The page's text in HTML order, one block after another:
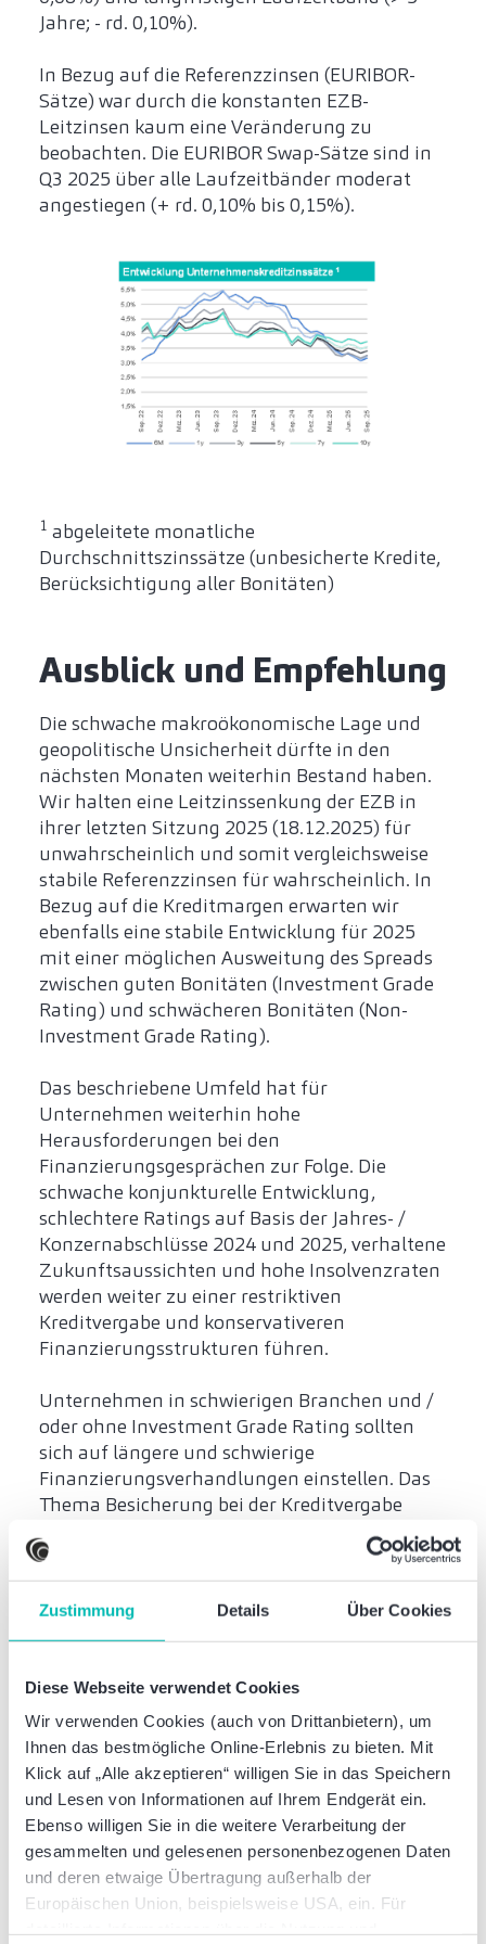
Zustimmung Details Über Cookies
Diese Webseite verwendet Cookies
Wir verwenden Cookies (auch von Drittanbietern), um
Ihnen das bestmögliche Online-Erlebnis zu bieten. Mit
Klick auf „Alle akzeptieren“ willigen Sie in das Speichern
und Lesen von Informationen auf Ihrem Endgerät ein.
Ebenso willigen Sie in die weitere Verarbeitung der
gesammelten und gelesenen personenbezogenen Daten
und deren etwaige Übertragung außerhalb der
Europäischen Union, beispielsweise USA, ein. Für
Jahre; - rd. 0,10%).
In Bezug auf die Referenzzinsen (EURIBOR-
Sätze) war durch die konstanten EZB-
Leitzinsen kaum eine Veränderung zu
beobachten. Die EURIBOR Swap-Sätze sind in
Q3 2025 über alle Laufzeitbänder moderat
angestiegen (+ rd. 0,10% bis 0,15%).
1 abgeleitete monatliche
Durchschnittszinssätze (unbesicherte Kredite,
Berücksichtigung aller Bonitäten)
Ausblick und Empfehlung
Die schwache makroökonomische Lage und
geopolitische Unsicherheit dürfte in den
nächsten Monaten weiterhin Bestand haben.
Wir halten eine Leitzinssenkung der EZB in
ihrer letzten Sitzung 2025 (18.12.2025) für
unwahrscheinlich und somit vergleichsweise
stabile Referenzzinsen für wahrscheinlich. In
Bezug auf die Kreditmargen erwarten wir
ebenfalls eine stabile Entwicklung für 2025
mit einer möglichen Ausweitung des Spreads
zwischen guten Bonitäten (Investment Grade
Rating) und schwächeren Bonitäten (Non-
Investment Grade Rating).
Das beschriebene Umfeld hat für
Unternehmen weiterhin hohe
Herausforderungen bei den
Finanzierungsgesprächen zur Folge. Die
schwache konjunkturelle Entwicklung,
schlechtere Ratings auf Basis der Jahres- /
Konzernabschlüsse 2024 und 2025, verhaltene
Zukunftsaussichten und hohe Insolvenzraten
werden weiter zu einer restriktiven
Kreditvergabe und konservativeren
Finanzierungsstrukturen führen.
Unternehmen in schwierigen Branchen und /
oder ohne Investment Grade Rating sollten
sich auf längere und schwierige
Finanzierungsverhandlungen einstellen. Das
Thema Besicherung bei der Kreditvergabe
dürfte unverändert eine hohe Bedeutung
haben. Wir empfehlen deshalb unverändert
eine offene Kommunikation und den
frühzeitigen Beginn etwaiger
Finanzierungsgespräche. Eine Aufnahme
Finanzierungsinstrumente sollte
vorausschauend geprüft werden.
Finanzierungskompass Q3 2025
Kein Update mehr verpassen:Wenn Sie den
Finanzierungskompass regelmäßig